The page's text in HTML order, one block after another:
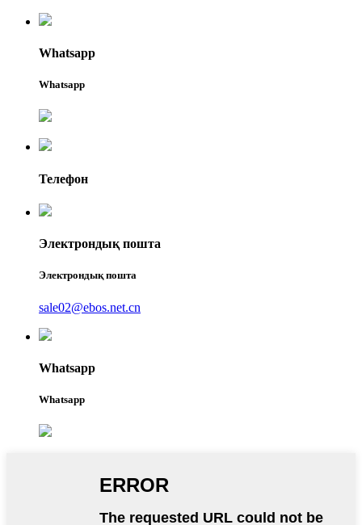
Whatsapp
Whatsapp
Телефон
Электрондық пошта
Электрондық пошта
sale02@ebos.net.cn
Whatsapp
Whatsapp